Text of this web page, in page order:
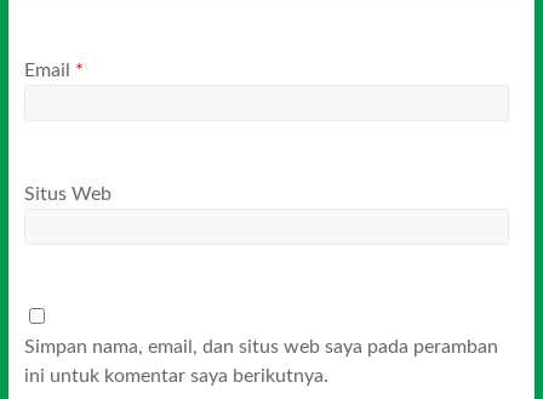
Email *
Situs Web
Simpan nama, email, dan situs web saya pada peramban
ini untuk komentar saya berikutnya.